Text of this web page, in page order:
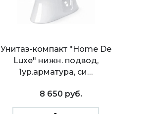
Унитаз-компакт "Home De
Luxe" нижн. подвод,
1ур.арматура, си…
8 650 руб.